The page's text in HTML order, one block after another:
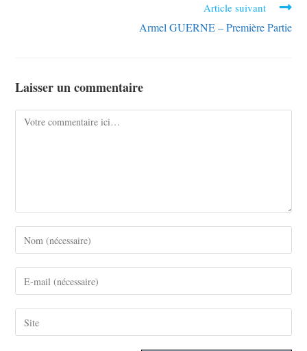
Article suivant
Armel GUERNE – Première Partie
Laisser un commentaire